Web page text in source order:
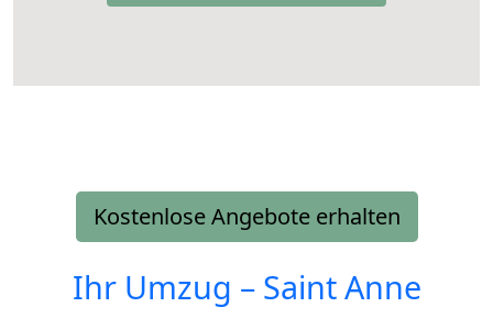
Kostenlose Angebote erhalten
Ihr Umzug – Saint Anne